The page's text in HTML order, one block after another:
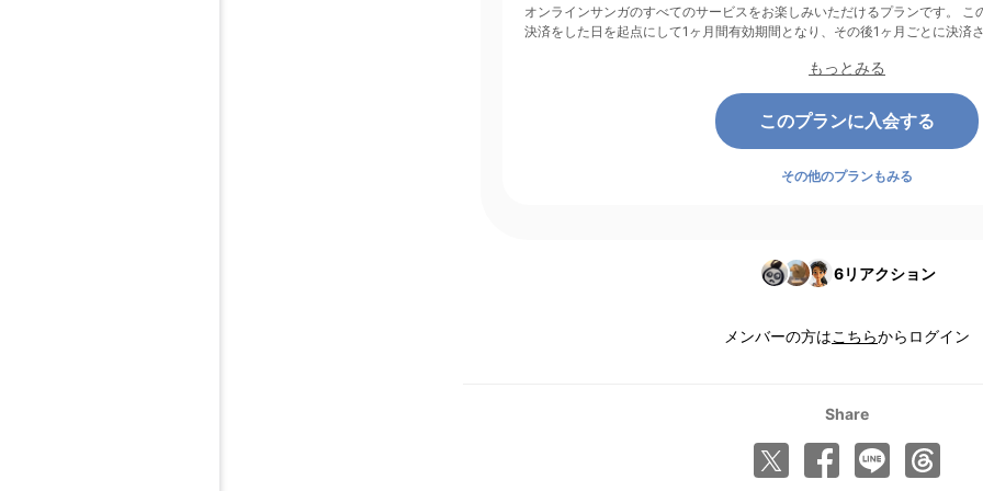
オンラインサンガのすべてのサービスをお楽しみいただけるプランです。 このプランは、クレジットカード
決済をした日を起点にして1ヶ月間有効期間となり、その後1ヶ月ごとに決済さ
もっとみる
このプランに入会する
その他のプランもみる
6リアクション
メンバーの方はこちらからログイン
Share